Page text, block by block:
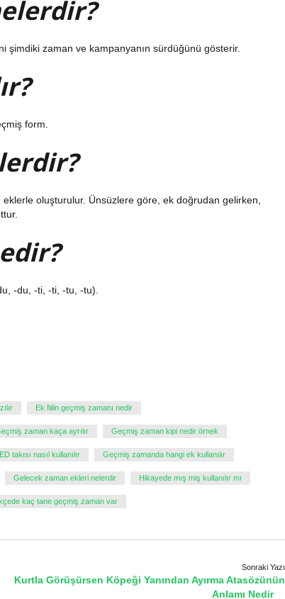
şimdiki zaman ve kampanyanın sürdüğünü gösterir.
form.
oluşturulur. Ünsüzlere göre, ek doğrudan gelirken,
-du, -ti, -ti, -tu, -tu).
Ek fiilin geçmiş zamanı nedir
zaman kaça ayrılır Geçmiş zaman kipi nedir örnek
takısı nasıl kullanılır Geçmiş zamanda hangi ek kullanılır
Gelecek zaman ekleri nelerdir Hikayede mış miş kullanılır mı
kaç tane geçmiş zaman var
Sonraki Yazı
Kurtla Görüşürsen Köpeği Yanından Ayırma Atasözünün
Anlamı Nedir